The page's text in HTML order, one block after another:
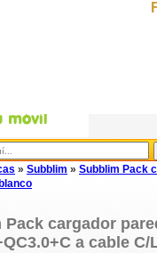
» Subblim » Subblim Pack
Pack cargador
a cable